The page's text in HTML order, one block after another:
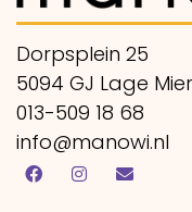
Dorpsplein 25
5094 GJ Lage
013-509 18 68
info@manowi.nl